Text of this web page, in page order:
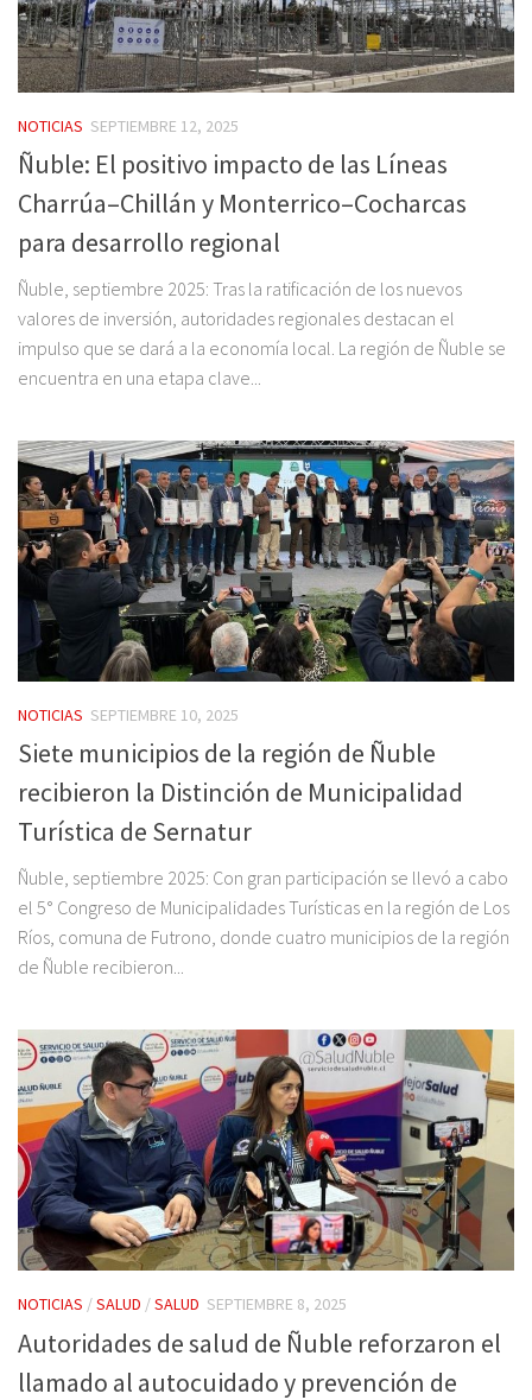
NOTICIAS SEPTIEMBRE 12, 2025
Ñuble: El positivo impacto de las Líneas
Charrúa–Chillán y Monterrico–Cocharcas
para desarrollo regional
Ñuble, septiembre 2025: Tras la ratificación de los nuevos
valores de inversión, autoridades regionales destacan el
impulso que se dará a la economía local. La región de Ñuble se
encuentra en una etapa clave...
NOTICIAS SEPTIEMBRE 10, 2025
Siete municipios de la región de Ñuble
recibieron la Distinción de Municipalidad
Turística de Sernatur
Ñuble, septiembre 2025: Con gran participación se llevó a cabo
el 5° Congreso de Municipalidades Turísticas en la región de Los
Ríos, comuna de Futrono, donde cuatro municipios de la región
de Ñuble recibieron...
NOTICIAS /SALUD /SALUD SEPTIEMBRE 8, 2025
Autoridades de salud de Ñuble reforzaron el
llamado al autocuidado y prevención de